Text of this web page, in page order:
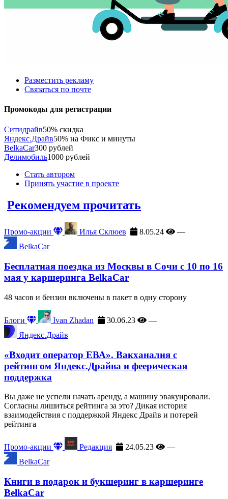
Разместить рекламу
Связаться по почте
Промокоды для регистрации
Ситидрайв50% скидка
Яндекс.Драйв50% на Фикс и минуты
BelkaCar300 рублей
Делимобиль1000 рублей
Стать автором
Принять участие в проекте
Рекомендуем прочитать
Промо-акции Илья Склюев 8.05.24
—
BelkaCar
Бесплатная поездка из Москвы в Сочи с 10 по 16
мая у каршеринга BelkaCar
48 часов и бензин включены в пакет в одну сторону
Блоги Ivan Zhadan 30.06.23
—
Яндекс.Драйв
«Входит оператор ЕВА». Вакханалия с
рейтингом Яндекс.Драйва и феерическая
поддержка
Вы даже не успели начать аренду, а машину эвакуировали.
Согласны лишиться рейтинга за это? Дикая история
взаимодействия с поддержкой Яндекс Драйв и потерей
рейтинга
Промо-акции Редакция 24.05.23
—
BelkaCar
Книги в подарок и букшеринг в каршеринге
BelkaCar